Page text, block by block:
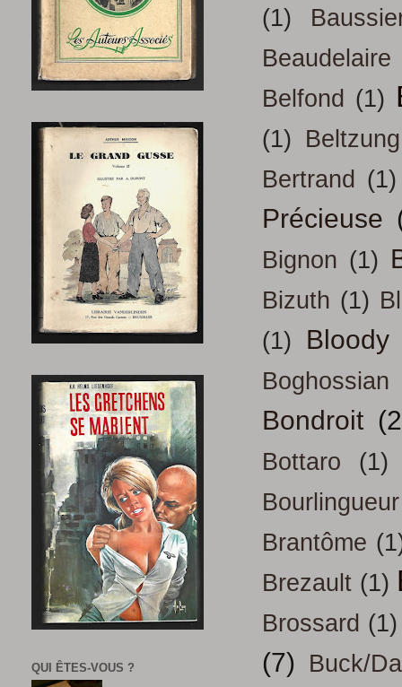
(1)
Beaudelaire
Belfond (1)
(1) Beltzung
Bertrand (1)
Précieuse
Bignon (1)
Bizuth (1)
(1)
Bloody
Boghossian
Bondroit
Bottaro
(1)
Bourlingueur
Brantôme
Brezault (1)
Brossard (1)
(7) Buck/
QUI ÊTES-VOUS ?